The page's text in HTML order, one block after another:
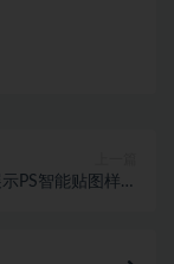
PS智能贴图样机